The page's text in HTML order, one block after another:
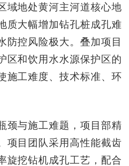
域地处黄河主河道核心地
质大幅增加钻孔桩成孔难
防控风险极大。叠加项目
区和饮用水水源保护区的
施工难度、技术标准、环
与施工难题，项目部精
项目团队采用高性能截齿
旋挖钻机成孔工艺，配合